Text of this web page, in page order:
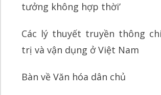
tưởng không hợp thời’
Các lý thuyết truyền thông
trị và vận dụng ở Việt Nam
Bàn về Văn hóa dân chủ